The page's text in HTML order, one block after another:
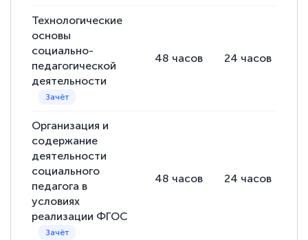
Технологические
основы
социально-
педагогической
деятельности
48 часов 24 часов
Организация и
содержание
деятельности
социального
педагога в
условиях
реализации ФГОС
48 часов 24 часов